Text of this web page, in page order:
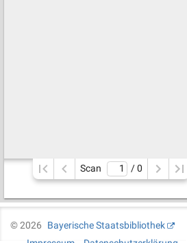
Scan / 0
©2026
Bayerische Staatsbibliothek